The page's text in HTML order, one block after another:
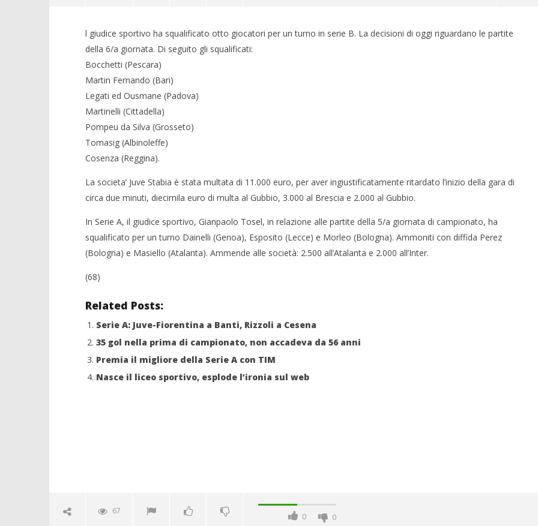
NOW VIEWING
Serie B, 8 squalificati per un turno
28/09/2011
Redazione
Redazione
l giudice sportivo ha squalificato otto giocatori per un turno in serie B. La decisioni di oggi riguardano le partite
della 6/a giornata. Di seguito gli squalificati:
Bocchetti (Pescara)
Martin Fernando (Bari)
Legati ed Ousmane (Padova)
Martinelli (Cittadella)
Pompeu da Silva (Grosseto)
Tomasig (Albinoleffe)
Cosenza (Reggina).
La societa’ Juve Stabia è stata multata di 11.000 euro, per aver ingiustificatamente ritardato l’inizio della gara di
circa due minuti, diecimila euro di multa al Gubbio, 3.000 al Brescia e 2.000 al Gubbio.
In Serie A, il giudice sportivo, Gianpaolo Tosel, in relazione alle partite della 5/a giornata di campionato, ha
squalificato per un turno Dainelli (Genoa), Esposito (Lecce) e Morleo (Bologna). Ammoniti con diffida Perez
(Bologna) e Masiello (Atalanta). Ammende alle società: 2.500 all’Atalanta e 2.000 all’Inter.
(68)
Related Posts:
Serie A: Juve-Fiorentina a Banti, Rizzoli a Cesena
35 gol nella prima di campionato, non accadeva da 56 anni
Premia il migliore della Serie A con TIM
Nasce il liceo sportivo, esplode l’ironia sul web
67
0 0